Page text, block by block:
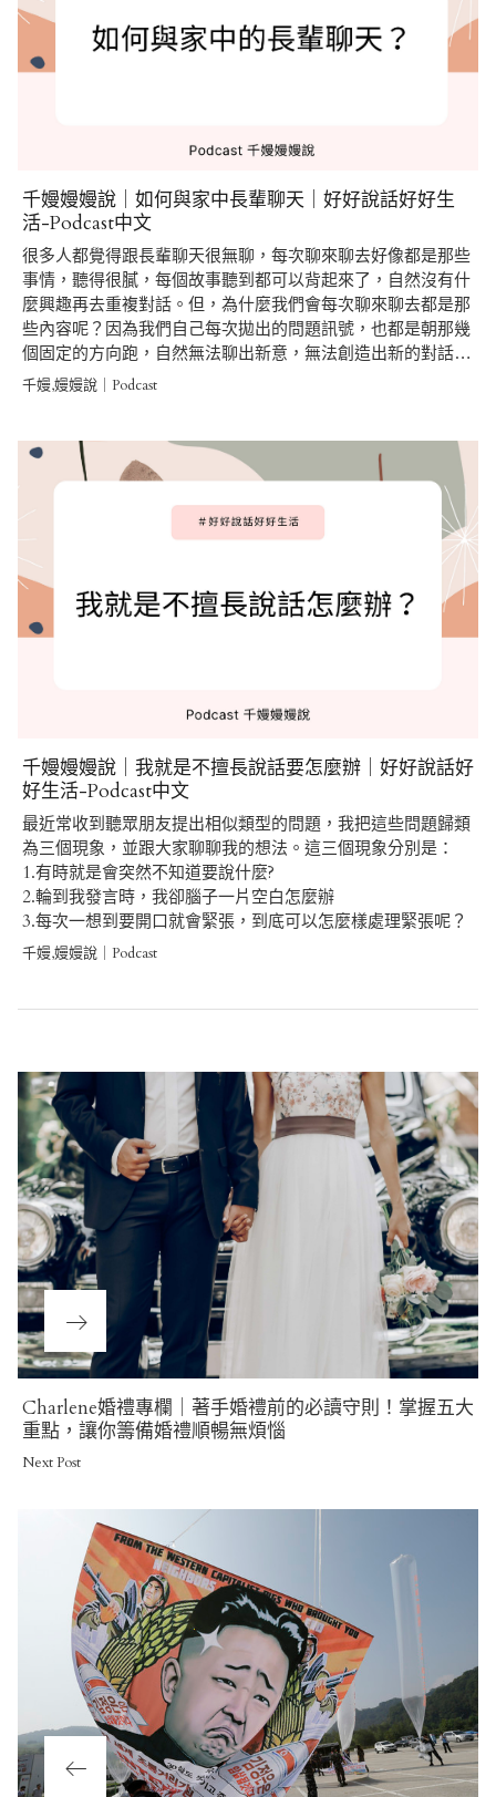
千嫚嫚嫚說｜如何與家中長輩聊天｜好好說話好好生
活-Podcast中文
很多人都覺得跟長輩聊天很無聊，每次聊來聊去好像都是那些
事情，聽得很膩，每個故事聽到都可以背起來了，自然沒有什
麼興趣再去重複對話。但，為什麼我們會每次聊來聊去都是那
些內容呢？因為我們自己每次拋出的問題訊號，也都是朝那幾
個固定的方向跑，自然無法聊出新意，無法創造出新的對話…
千嫚,嫚嫚說｜Podcast
千嫚嫚嫚說｜我就是不擅長說話要怎麼辦｜好好說話好
好生活-Podcast中文
最近常收到聽眾朋友提出相似類型的問題，我把這些問題歸類
為三個現象，並跟大家聊聊我的想法。這三個現象分別是：
1.有時就是會突然不知道要說什麼?
2.輪到我發言時，我卻腦子一片空白怎麼辦
3.每次一想到要開口就會緊張，到底可以怎麼樣處理緊張呢？
千嫚,嫚嫚說｜Podcast
navigation
Next
Post
Charlene婚禮專欄｜著手婚禮前的必讀守則！掌握五大
重點，讓你籌備婚禮順暢無煩惱
Next Post